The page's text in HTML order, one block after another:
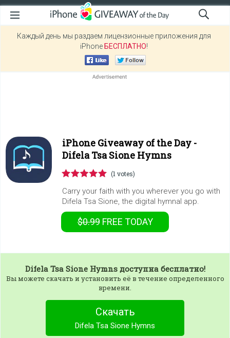
Каждый день мы раздаем лицензионные приложения для
iPhone БЕСПЛАТНО!
iPhone Giveaway of the Day -
Difela Tsa Sione Hymns
(1 votes)
Carry your faith with you wherever you go with
Difela Tsa Sione, the digital hymnal app.
$0.99 FREE TODAY
Difela Tsa Sione Hymnsдоступна бесплатно!
Вы можете скачать и установить её в течение определенного
времени.
Скачать
Difela Tsa Sione Hymns